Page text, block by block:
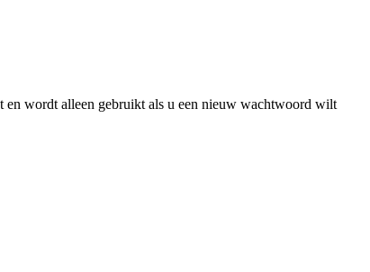
en wordt alleen gebruikt als u een nieuw wachtwoord wilt